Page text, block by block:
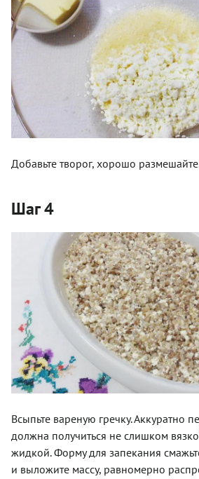
Добавьте творог, хорошо
Шаг 4
Всыпьте вареную гречку. Аккуратно
должна получиться не слишком
жидкой. Форму для запекания
и выложите массу, равномерно